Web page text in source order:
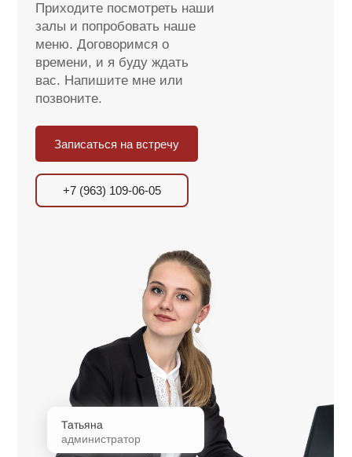
Татьяна
администратор
Приходите посмотреть наши
залы и попробовать наше
меню. Договоримся о
времени, и я буду ждать
вас. Напишите мне или
позвоните.
Записаться на встречу
+7 (963) 109-06-05